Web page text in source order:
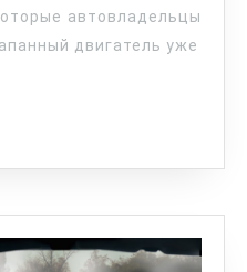
автовладельцы
двигатель уже